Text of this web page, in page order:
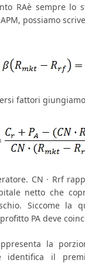
IN CRISI
E CRIMINALISTICA
RAè sempre lo
possiamo
fattori
CN · Rrf
netto che
Siccome la
PA deve
la
identifica il